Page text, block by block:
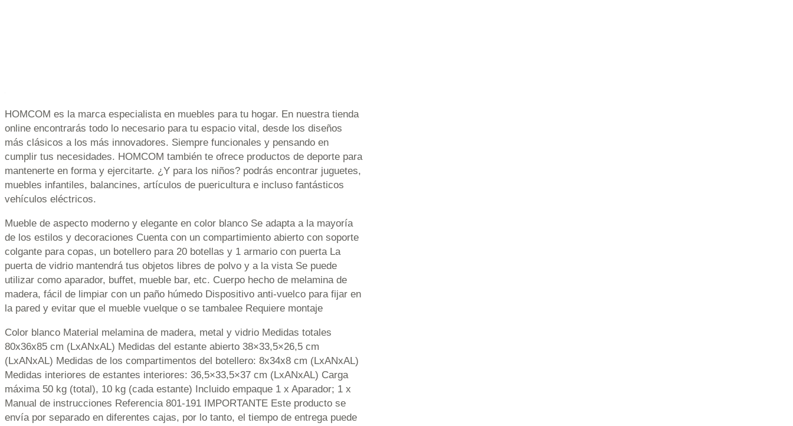
HOMCOM es la marca especialista en muebles para tu hogar. En nuestra tienda
online encontrarás todo lo necesario para tu espacio vital, desde los diseños
más clásicos a los más innovadores. Siempre funcionales y pensando en
cumplir tus necesidades. HOMCOM también te ofrece productos de deporte para
mantenerte en forma y ejercitarte. ¿Y para los niños? podrás encontrar juguetes,
muebles infantiles, balancines, artículos de puericultura e incluso fantásticos
vehículos eléctricos.
Mueble de aspecto moderno y elegante en color blanco Se adapta a la mayoría
de los estilos y decoraciones Cuenta con un compartimiento abierto con soporte
colgante para copas, un botellero para 20 botellas y 1 armario con puerta La
puerta de vidrio mantendrá tus objetos libres de polvo y a la vista Se puede
utilizar como aparador, buffet, mueble bar, etc. Cuerpo hecho de melamina de
madera, fácil de limpiar con un paño húmedo Dispositivo anti-vuelco para fijar en
la pared y evitar que el mueble vuelque o se tambalee Requiere montaje
Color blanco Material melamina de madera, metal y vidrio Medidas totales
80x36x85 cm (LxANxAL) Medidas del estante abierto 38×33,5×26,5 cm
(LxANxAL) Medidas de los compartimentos del botellero: 8x34x8 cm (LxANxAL)
Medidas interiores de estantes interiores: 36,5×33,5×37 cm (LxANxAL) Carga
máxima 50 kg (total), 10 kg (cada estante) Incluido empaque 1 x Aparador; 1 x
Manual de instrucciones Referencia 801-191 IMPORTANTE Este producto se
envía por separado en diferentes cajas, por lo tanto, el tiempo de entrega puede